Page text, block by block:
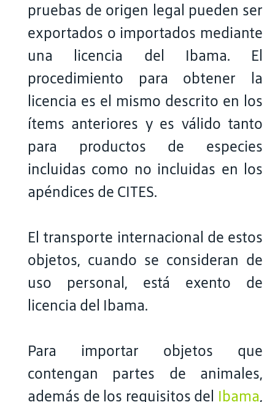
pruebas de origen legal pueden ser
exportados o importados mediante
una licencia del Ibama. El
procedimiento para obtener la
licencia es el mismo descrito en los
ítems anteriores y es válido tanto
para productos de especies
incluidas como no incluidas en los
apéndices de CITES.
El transporte internacional de estos
objetos, cuando se consideran de
uso personal, está exento de
licencia del Ibama.
Para importar objetos que
contengan partes de animales,
además de los requisitos del Ibama,